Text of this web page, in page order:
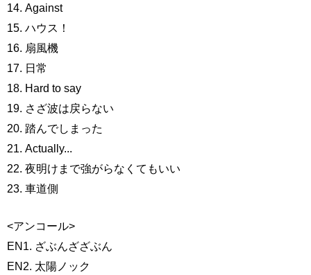
14. Against
15. ハウス！
16. 扇風機
17. 日常
18. Hard to say
19. さざ波は戻らない
20. 踏んでしまった
21. Actually...
22. 夜明けまで強がらなくてもいい
23. 車道側
<アンコール>
EN1. ざぶんざざぶん
EN2. 太陽ノック